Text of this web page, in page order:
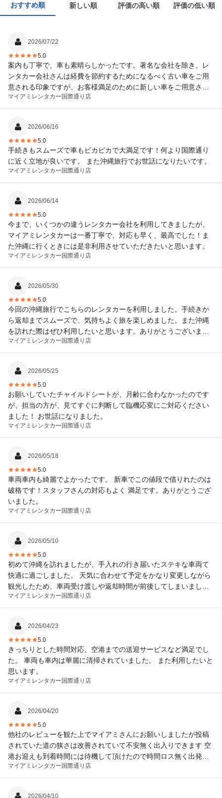
おすすめ順 新しい順 評価の高い順 評価の低い順
2026/07/22
5.0
案内も丁寧で、車も素晴らしかったです。著名な会社を除き、レ
ンタカー会社さんは経費を節約するためになるべく古い車をご用
意される印象ですが、お客様満足のために新しい車をご用意され
ていて、子どもたちと家族５人で快適に移動することができまし
た。ありがとうございました。
マイアミレンタカー 国際通り店
2026/06/16
5.0
手続きもスムーズで車もピカピカで大満足です！何より国際通り
に近く立地が良いです。 また沖縄旅行でお世話になりたいです。
マイアミレンタカー 国際通り店
2026/06/14
5.0
今まで、いくつかの違うレンタカー会社を利用してきましたが、
マイアミレンタカーは一番丁寧で、対応も早く、最高でした！ま
た沖縄に行くときには是非利用させていただきたいと思います。
マイアミレンタカー 国際通り店
2026/05/30
5.0
今回の沖縄旅行でこちらのレンタカーを利用しました。手続きか
ら返却までスムーズで、気持ちよく旅を楽しめました。また沖縄
を訪れた際はぜひ利用したいと思います。ありがとうございまし
た！
マイアミレンタカー 国際通り店
2026/05/25
5.0
お願いしていたチャイルドシートが、月齢に合わなかったのです
が、担当の方が、見てすぐに判断して臨機応変にご対応ください
ました！ お世話になりました。
マイアミレンタカー 国際通り店
2026/05/18
5.0
車両車内も綺麗でよかったです。 新車でこの値段で借りれたのは
破格です！スタッフさんの対応もよく 満足です。ありがとうござ
いました。
マイアミレンタカー 国際通り店
2026/05/10
5.0
初めて沖縄を訪れましたが、手入れの行き届いたステキな車両て
快適に過ごしました。 天気に合わせて予定をかなり変更しながら
観光したため、車両受け渡しや返却時間が前後してしまいました
が、親切にご対応していただきました。 どうもありがとうござい
ました。
マイアミレンタカー 国際通り店
2026/04/23
5.0
きっちりとした時間対応、空港までの送迎サービスなど満足でし
た。 車両も車内は華麗に清掃されていました。 また利用したいと
思います。
マイアミレンタカー 国際通り店
2026/04/20
5.0
他社のレビューを観た上でマイアミさんにお願いしましたが投稿
されていた道の狭さは改善されていて不安無く出入りできます 空
港お迎えも到着時間には待機して頂けたので時間ロス無く出発で
きました 新車でしたのでナビ力素晴らしい適格に指示通り快適に
目的地到着出来 最高でした
マイアミレンタカー 国際通り店
2026/04/10